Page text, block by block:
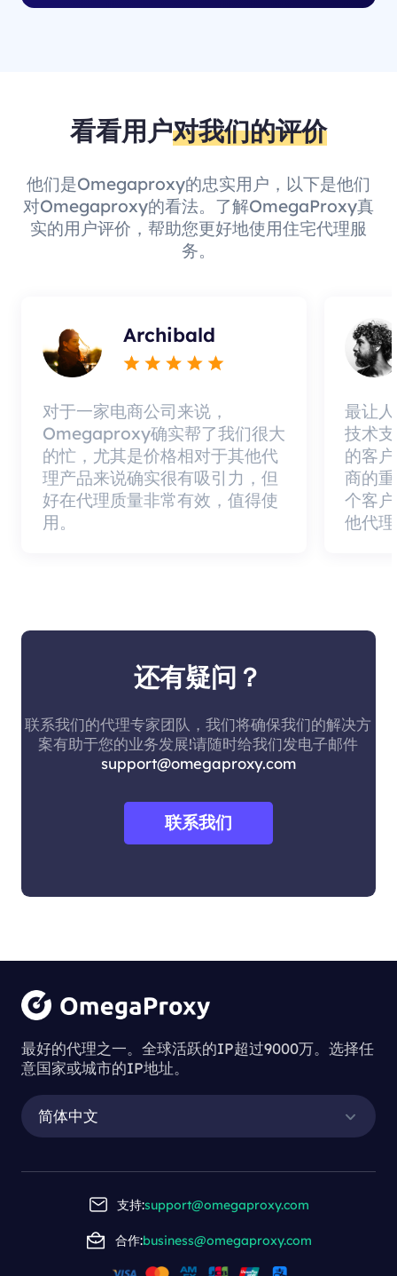
看看用户对我们的评价
他们是Omegaproxy的忠实用户，以下是他们
对Omegaproxy的看法。了解OmegaProxy真
实的用户评价，帮助您更好地使用住宅代理服
务。
Archibald
对于一家电商公司来说，
Omegaproxy确实帮了我们很大
的忙，尤其是价格相对于其他代
理产品来说确实很有吸引力，但
好在代理质量非常有效，值得使
用。
最让
技术
的客
商的
个客
他代
还有疑问？
联系我们的代理专家团队，我们将确保我们的解决方
案有助于您的业务发展!请随时给我们发电子邮件
support@omegaproxy.com
联系我们
最好的代理之一。全球活跃的IP超过9000万。选择任
意国家或城市的IP地址。
简体中文
支持:support@omegaproxy.com
合作:business@omegaproxy.com